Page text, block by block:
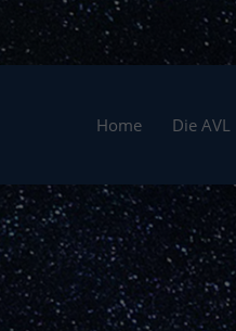
Home Die AVL